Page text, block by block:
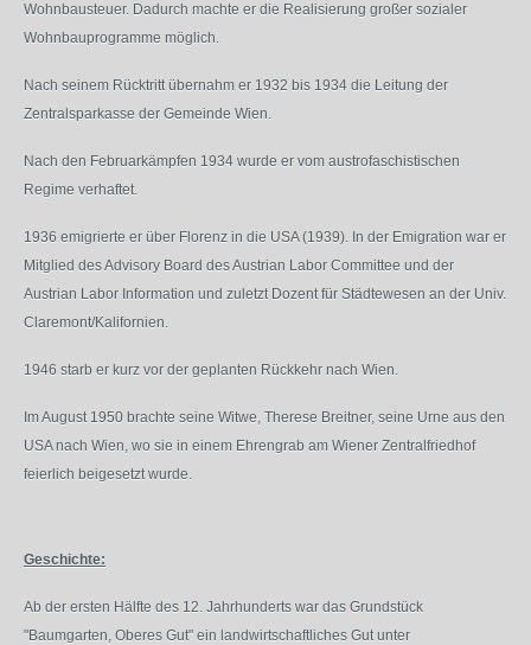
Wohnbausteuer. Dadurch machte er die Realisierung großer sozialer
Wohnbauprogramme möglich.
Nach seinem Rücktritt übernahm er 1932 bis 1934 die Leitung der
Zentralsparkasse der Gemeinde Wien.
Nach den Februarkämpfen 1934 wurde er vom austrofaschistischen
Regime verhaftet.
1936 emigrierte er über Florenz in die USA (1939). In der Emigration war er
Mitglied des Advisory Board des Austrian Labor Committee und der
Austrian Labor Information und zuletzt Dozent für Städtewesen an der Univ.
Claremont/Kalifornien.
1946 starb er kurz vor der geplanten Rückkehr nach Wien.
Im August 1950 brachte seine Witwe, Therese Breitner, seine Urne aus den
USA nach Wien, wo sie in einem Ehrengrab am Wiener Zentralfriedhof
feierlich beigesetzt wurde.
Geschichte:
Ab der ersten Hälfte des 12. Jahrhunderts war das Grundstück
"Baumgarten, Oberes Gut" ein landwirtschaftliches Gut unter